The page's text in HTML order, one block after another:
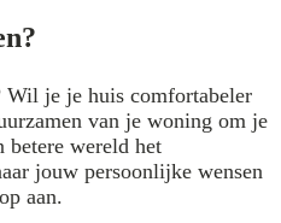
Wil je je huis comfortabeler
van je woning om je
betere wereld het
jouw persoonlijke wensen
aan.